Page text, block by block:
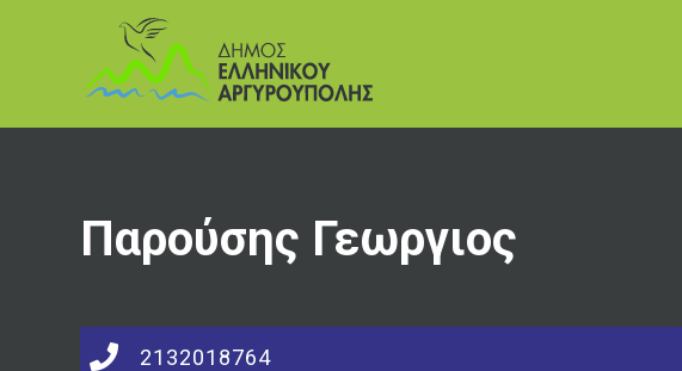
Παρούσης Γεωργιος
2132018764